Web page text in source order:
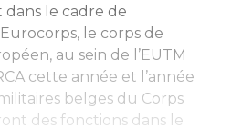
le cadre de
le corps de
au sein de l’EUTM
cette année et l’année
belges du Corps
des fonctions dans le